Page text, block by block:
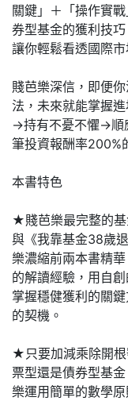
關鍵」＋「操作實
券型基金的獲利技
讓你輕鬆看透國際
賤芭樂深信，即便
法，未來就能掌握
→持有不憂不懼→順
筆投資報酬率200%
本書特色
★賤芭樂最完整的基
與《我靠基金38歲
樂濃縮前兩本書精
的解讀經驗，用自
掌握穩健獲利的關
的契機。
★只要加減乘除開
票型還是債券型基
樂運用簡單的數學